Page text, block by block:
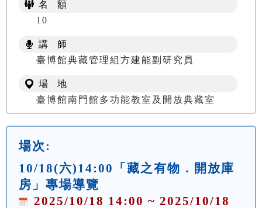
名 額
10
講 師
臺博館典藏管理組方建能副研究員
場 地
臺博館南門館多功能教室及開放典藏室
場次:
10/18(六)14:00「藏之有物．開放庫
房」專場導覽
2025/10/18 14:00 ~ 2025/10/18